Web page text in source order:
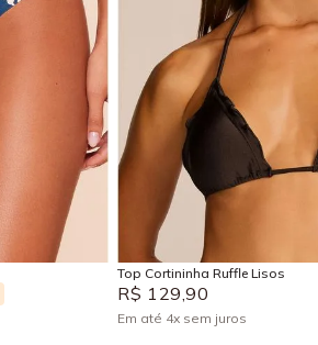
M
Top Cortininha Ruffle Lisos
R$ 129,90
Em até 4x sem juros